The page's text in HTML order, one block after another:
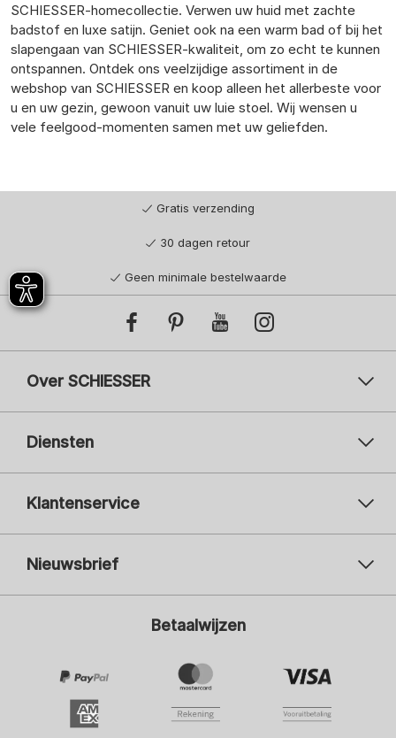
SCHIESSER-homecollectie. Verwen uw huid met zachte
badstof en luxe satijn. Geniet ook na een warm bad of bij het
slapengaan van SCHIESSER-kwaliteit, om zo echt te kunnen
ontspannen. Ontdek ons veelzijdige assortiment in de
webshop van SCHIESSER en koop alleen het allerbeste voor
u en uw gezin, gewoon vanuit uw luie stoel. Wij wensen u
vele feelgood-momenten samen met uw geliefden.
Gratis verzending
30 dagen retour
Geen minimale bestelwaarde
Over SCHIESSER
Diensten
Klantenservice
Nieuwsbrief
Ik ben geïnteresseerd in:
Herenmode
ADIDAS
Betaalwijzen